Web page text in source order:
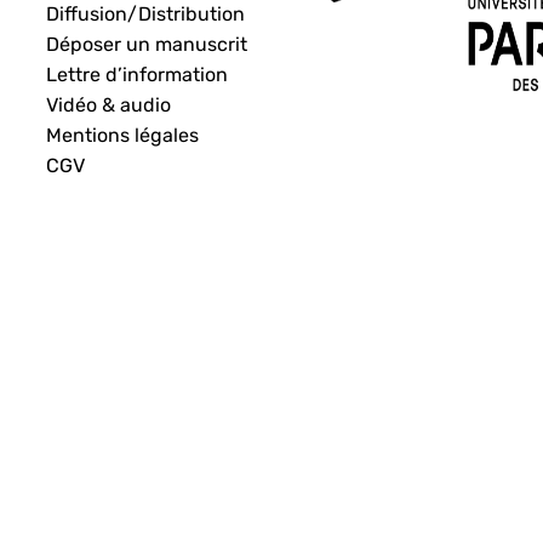
Diffusion/Distribution
Déposer un manuscrit
Lettre d’information
Vidéo & audio
Mentions légales
CGV